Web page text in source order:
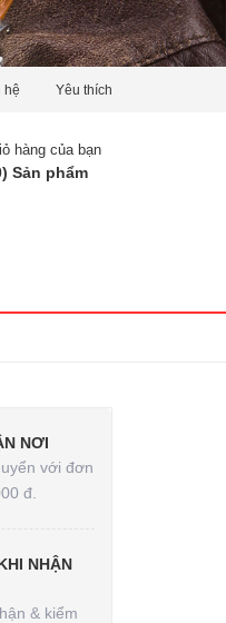
hệ Yêu thích
hàng của bạn
) Sản phẩm
NƠI
với đơn
đ.
NHẬN
& kiểm